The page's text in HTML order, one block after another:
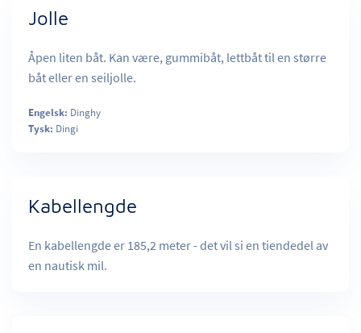
Jolle
Åpen liten båt. Kan være, gummibåt, lettbåt til en større
båt eller en seiljolle.
Engelsk: Dinghy
Tysk: Dingi
Kabellengde
En kabellengde er 185,2 meter - det vil si en tiendedel av
en nautisk mil.